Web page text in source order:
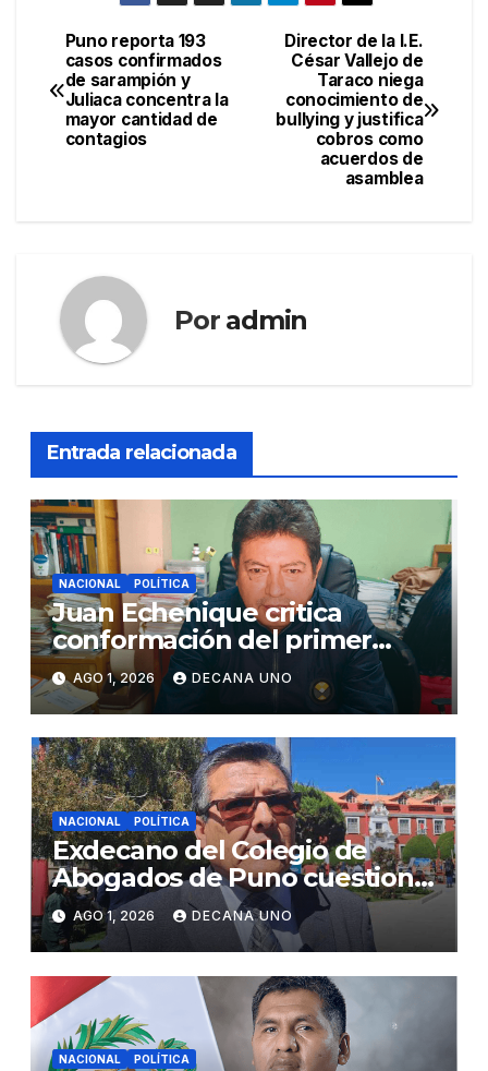
Navegación
de
entradas
Director de la I.E.
César Vallejo de
Taraco niega
conocimiento de
bullying y justifica
cobros como
acuerdos de
asamblea
Puno reporta 193
casos confirmados
de sarampión y
Juliaca concentra la
mayor cantidad de
contagios
Por admin
Entrada relacionada
NACIONAL POLÍTICA
Juan Echenique critica
conformación del primer
gabinete ministerial de Keiko
Fujimori
AGO 1, 2026 DECANA UNO
NACIONAL POLÍTICA
Exdecano del Colegio de
Abogados de Puno cuestiona
propuestas sobre seguridad
ciudadana
AGO 1, 2026 DECANA UNO
NACIONAL POLÍTICA